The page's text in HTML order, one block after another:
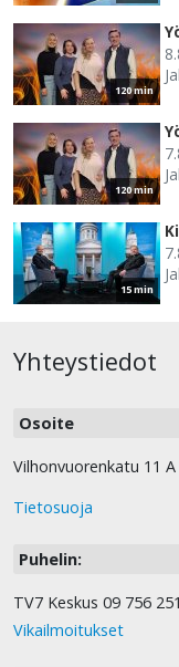
120 min
120 min
15 min
Yhteystiedot
Osoite
Vilhonvuorenkatu 11
Tietosuoja
Puhelin:
TV7 Keskus 09 756
Vikailmoitukset